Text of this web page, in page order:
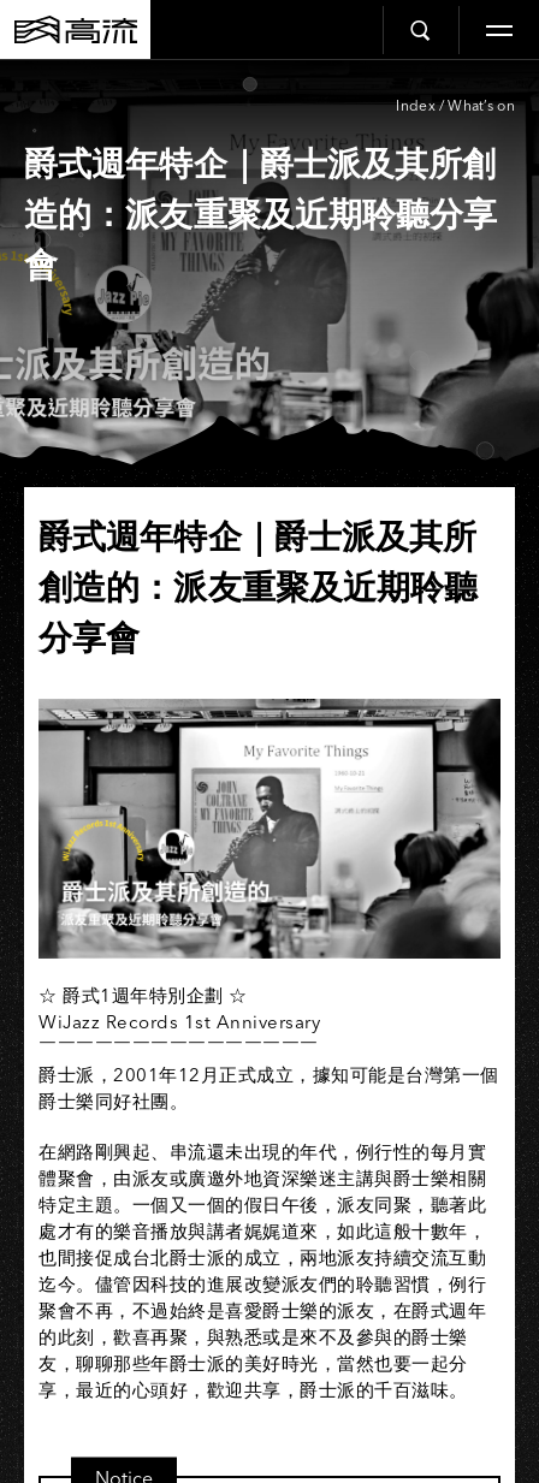
Index / What’s on
爵式週年特企｜爵士派及其所創
造的：派友重聚及近期聆聽分享
會
爵式週年特企｜爵士派及其所
創造的：派友重聚及近期聆聽
分享會
☆ 爵式1週年特別企劃 ☆
WiJazz Records 1st Anniversary
￣￣￣￣￣￣￣￣￣￣￣￣￣￣￣
爵士派，2001年12月正式成立，據知可能是台灣第一個
爵士樂同好社團。
在網路剛興起、串流還未出現的年代，例行性的每月實
體聚會，由派友或廣邀外地資深樂迷主講與爵士樂相關
特定主題。一個又一個的假日午後，派友同聚，聽著此
處才有的樂音播放與講者娓娓道來，如此這般十數年，
也間接促成台北爵士派的成立，兩地派友持續交流互動
迄今。儘管因科技的進展改變派友們的聆聽習慣，例行
聚會不再，不過始終是喜愛爵士樂的派友，在爵式週年
的此刻，歡喜再聚，與熟悉或是來不及參與的爵士樂
友，聊聊那些年爵士派的美好時光，當然也要一起分
享，最近的心頭好，歡迎共享，爵士派的千百滋味。
Notice